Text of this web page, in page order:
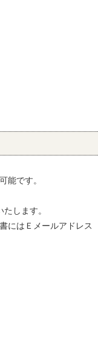
能です。
します。
にはＥメールアドレス